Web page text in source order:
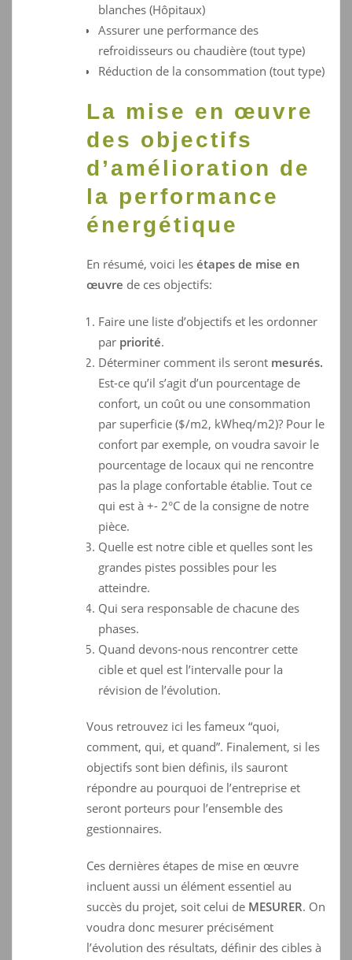
blanches (Hôpitaux)
Assurer une performance des
refroidisseurs ou chaudière (tout type)
Réduction de la consommation (tout type)
La mise en œuvre
des objectifs
d’amélioration de
la performance
énergétique
En résumé, voici lesétapes de mise en
œuvre de ces objectifs:
Faire une liste d’objectifs et les ordonner
par priorité.
Déterminer comment ils serontmesurés.
Est-ce qu’il s’agit d’un pourcentage de
confort, un coût ou une consommation
par superficie ($/m2, kWheq/m2)? Pour le
confort par exemple, on voudra savoir le
pourcentage de locaux qui ne rencontre
pas la plage confortable établie. Tout ce
qui est à +- 2°C de la consigne de notre
pièce.
Quelle est notre cible et quelles sont les
grandes pistes possibles pour les
atteindre.
Qui sera responsable de chacune des
phases.
Quand devons-nous rencontrer cette
cible et quel est l’intervalle pour la
révision de l’évolution.
Vous retrouvez ici les fameux “quoi,
comment, qui, et quand”. Finalement, si les
objectifs sont bien définis, ils sauront
répondre au pourquoi de l’entreprise et
seront porteurs pour l’ensemble des
gestionnaires.
Ces dernières étapes de mise en œuvre
incluent aussi un élément essentiel au
succès du projet, soit celui de MESURER. On
voudra donc mesurer précisément
l’évolution des résultats, définir des cibles à